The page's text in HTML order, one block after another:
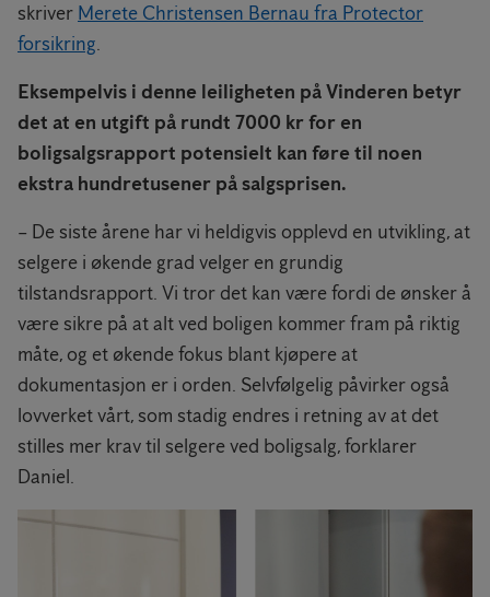
skriver Merete Christensen Bernau fra Protector
forsikring.
Eksempelvis i denne leiligheten på Vinderen betyr
det at en utgift på rundt 7000 kr for en
boligsalgsrapport potensielt kan føre til noen
ekstra hundretusener på salgsprisen.
– De siste årene har vi heldigvis opplevd en utvikling, at
selgere i økende grad velger en grundig
tilstandsrapport. Vi tror det kan være fordi de ønsker å
være sikre på at alt ved boligen kommer fram på riktig
måte, og et økende fokus blant kjøpere at
dokumentasjon er i orden. Selvfølgelig påvirker også
lovverket vårt, som stadig endres i retning av at det
stilles mer krav til selgere ved boligsalg, forklarer
Daniel.